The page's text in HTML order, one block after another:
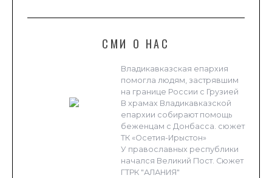
СМИ О НАС
Владикавказская епархия
помогла людям, застрявшим
на границе России с Грузией
В храмах Владикавказской
епархии собирают помощь
беженцам с Донбасса. сюжет
ТК «Осетия-Ирыстон»
У православных республики
начался Великий Пост. Сюжет
ГТРК "АЛАНИЯ"